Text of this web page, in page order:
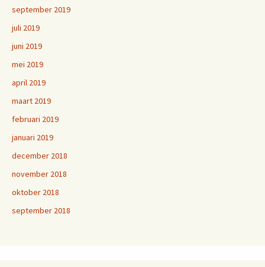
september 2019
juli 2019
juni 2019
mei 2019
april 2019
maart 2019
februari 2019
januari 2019
december 2018
november 2018
oktober 2018
september 2018